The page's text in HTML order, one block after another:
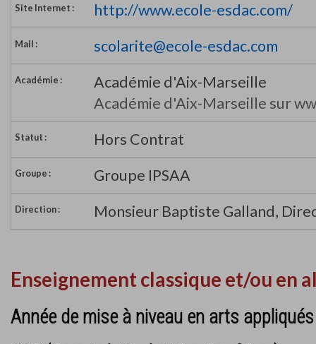
Site Internet : http://www.ecole-esdac.com/
Mail : scolarite@ecole-esdac.com
Académie :
Académie d'Aix-Marseille
Académie d'Aix-Marseille sur
Statut : Hors Contrat
Groupe : Groupe IPSAA
Direction : Monsieur Baptiste Galland,
Enseignement classique et/ou en
Année de mise à niveau en arts